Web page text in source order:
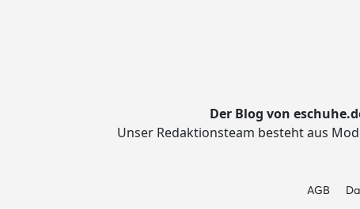
Der Blog von
Unser Redaktionsteam besteht aus
AGB